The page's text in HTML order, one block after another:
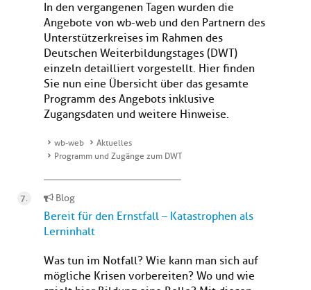
In den vergangenen Tagen wurden die
Angebote von wb-web und den Partnern des
Unterstützerkreises im Rahmen des
Deutschen Weiterbildungstages (DWT)
einzeln detailliert vorgestellt. Hier finden
Sie nun eine Übersicht über das gesamte
Programm des Angebots inklusive
Zugangsdaten und weitere Hinweise.
wb-web
Aktuelles
Programm und Zugänge zum DWT
Blog
Bereit für den Ernstfall – Katastrophen als
Lerninhalt
Was tun im Notfall? Wie kann man sich auf
mögliche Krisen vorbereiten? Wo und wie